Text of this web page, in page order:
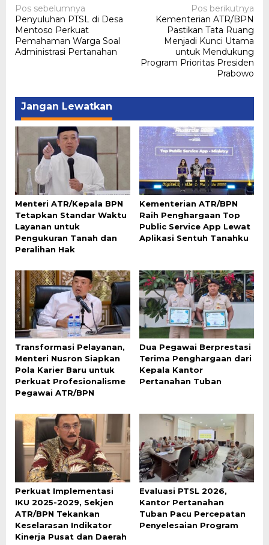
Navigasi
pos
Pos sebelumnya
Penyuluhan PTSL di Desa
Mentoso Perkuat
Pemahaman Warga Soal
Administrasi Pertanahan
Pos berikutnya
Kementerian ATR/BPN
Pastikan Tata Ruang
Menjadi Kunci Utama
untuk Mendukung
Program Prioritas Presiden
Prabowo
Jangan Lewatkan
Menteri ATR/Kepala BPN
Tetapkan Standar Waktu
Layanan untuk
Pengukuran Tanah dan
Peralihan Hak
Kementerian ATR/BPN
Raih Penghargaan Top
Public Service App Lewat
Aplikasi Sentuh Tanahku
Transformasi Pelayanan,
Menteri Nusron Siapkan
Pola Karier Baru untuk
Perkuat Profesionalisme
Pegawai ATR/BPN
Dua Pegawai Berprestasi
Terima Penghargaan dari
Kepala Kantor
Pertanahan Tuban
Perkuat Implementasi
IKU 2025-2029, Sekjen
ATR/BPN Tekankan
Keselarasan Indikator
Kinerja Pusat dan Daerah
Evaluasi PTSL 2026,
Kantor Pertanahan
Tuban Pacu Percepatan
Penyelesaian Program